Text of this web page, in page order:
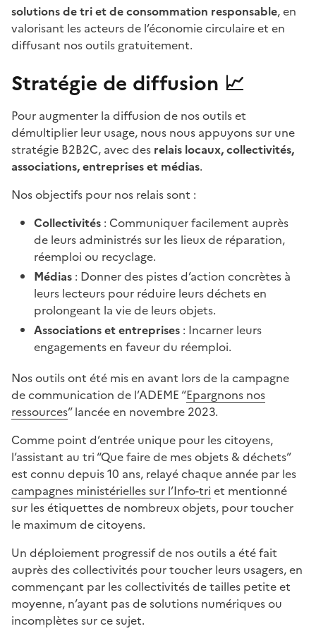
solutions de tri et de consommation responsable, en
valorisant les acteurs de l’économie circulaire et en
diffusant nos outils gratuitement.
Stratégie de diffusion 📈
Pour augmenter la diffusion de nos outils et
démultiplier leur usage, nous nous appuyons sur une
stratégie B2B2C, avec des relais locaux, collectivités,
associations, entreprises et médias.
Nos objectifs pour nos relais sont :
Collectivités : Communiquer facilement auprès
de leurs administrés sur les lieux de réparation,
réemploi ou recyclage.
Médias : Donner des pistes d’action concrètes à
leurs lecteurs pour réduire leurs déchets en
prolongeant la vie de leurs objets.
Associations et entreprises : Incarner leurs
engagements en faveur du réemploi.
Nos outils ont été mis en avant lors de la campagne
de communication de l’ADEME “Epargnons nos
ressources” lancée en novembre 2023.
Comme point d’entrée unique pour les citoyens,
l’assistant au tri “Que faire de mes objets & déchets”
est connu depuis 10 ans, relayé chaque année par les
campagnes ministérielles sur l’Info-tri et mentionné
sur les étiquettes de nombreux objets, pour toucher
le maximum de citoyens.
Un déploiement progressif de nos outils a été fait
auprès des collectivités pour toucher leurs usagers, en
commençant par les collectivités de tailles petite et
moyenne, n’ayant pas de solutions numériques ou
incomplètes sur ce sujet.